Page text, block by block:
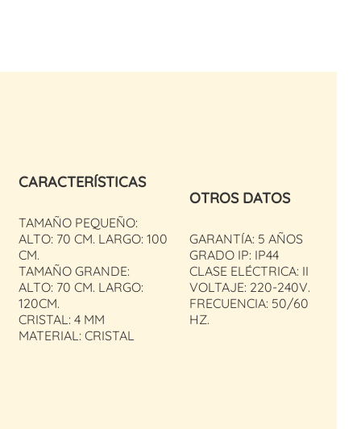
CARACTERÍSTICAS
TAMAÑO PEQUEÑO:
ALTO: 70 CM. LARGO: 100
CM.
TAMAÑO GRANDE:
ALTO: 70 CM. LARGO:
120CM.
CRISTAL: 4 MM
MATERIAL: CRISTAL
OTROS DATOS
GARANTÍA: 5 AÑOS
GRADO IP: IP44
CLASE ELÉCTRICA: II
VOLTAJE: 220-240V.
FRECUENCIA: 50/60
HZ.